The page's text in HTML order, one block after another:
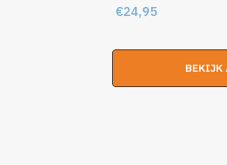
Oorspronkelijke
was:
€24,95Huidige
is:
€24,95.
BEKIJK